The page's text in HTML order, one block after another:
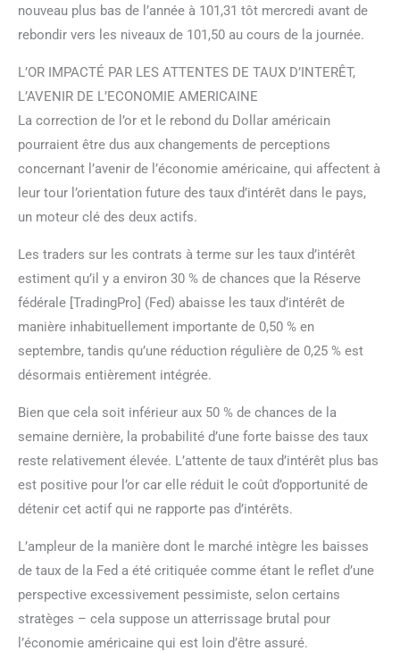
nouveau plus bas de l’année à 101,31 tôt mercredi avant de
rebondir vers les niveaux de 101,50 au cours de la journée.
L’OR IMPACTÉ PAR LES ATTENTES DE TAUX D’INTERÊT,
L’AVENIR DE L’ECONOMIE AMERICAINE
La correction de l’or et le rebond du Dollar américain
pourraient être dus aux changements de perceptions
concernant l’avenir de l’économie américaine, qui affectent à
leur tour l’orientation future des taux d’intérêt dans le pays,
un moteur clé des deux actifs.
Les traders sur les contrats à terme sur les taux d’intérêt
estiment qu’il y a environ 30 % de chances que la Réserve
fédérale [TradingPro] (Fed) abaisse les taux d’intérêt de
manière inhabituellement importante de 0,50 % en
septembre, tandis qu’une réduction régulière de 0,25 % est
désormais entièrement intégrée.
Bien que cela soit inférieur aux 50 % de chances de la
semaine dernière, la probabilité d’une forte baisse des taux
reste relativement élevée. L’attente de taux d’intérêt plus bas
est positive pour l’or car elle réduit le coût d’opportunité de
détenir cet actif qui ne rapporte pas d’intérêts.
L’ampleur de la manière dont le marché intègre les baisses
de taux de la Fed a été critiquée comme étant le reflet d’une
perspective excessivement pessimiste, selon certains
stratèges – cela suppose un atterrissage brutal pour
l’économie américaine qui est loin d’être assuré.